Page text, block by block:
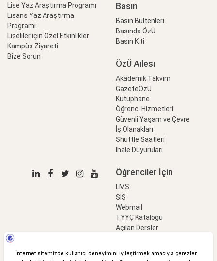
Lise Yaz Araştırma Programı
Lisans Yaz Araştırma
Programı
Liseliler için Özel Etkinlikler
Kampüs Ziyareti
Bize Sorun
Basın
Basın Bültenleri
Basında ÖzÜ
Basın Kiti
ÖzÜ Ailesi
Akademik Takvim
GazeteÖzÜ
Kütüphane
Öğrenci Hizmetleri
Güvenli Yaşam ve Çevre
İş Olanakları
Shuttle Saatleri
İhale Duyuruları
Öğrenciler İçin
LMS
SIS
Webmail
TYYÇ Kataloğu
Açılan Dersler